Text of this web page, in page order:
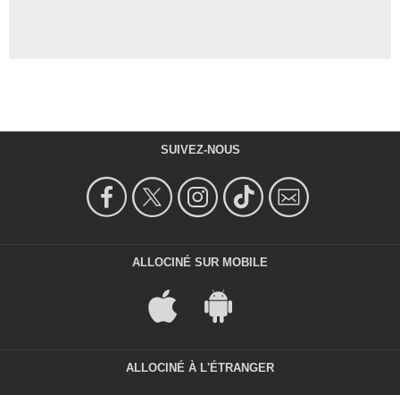
SUIVEZ-NOUS
ALLOCINÉ SUR MOBILE
ALLOCINÉ À L'ÉTRANGER